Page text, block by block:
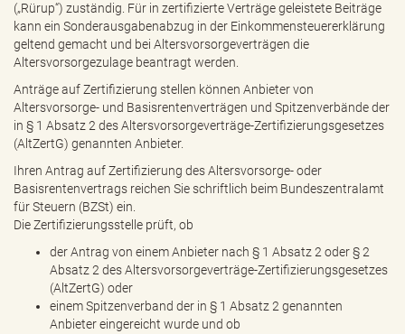
(„Rürup“) zuständig. Für in zertifizierte Verträge geleistete Beiträge
kann ein Sonderausgabenabzug in der Einkommensteuererklärung
geltend gemacht und bei Altersvorsorgeverträgen die
Altersvorsorgezulage beantragt werden.
Anträge auf Zertifizierung stellen können Anbieter von
Altersvorsorge- und Basisrentenverträgen und Spitzenverbände der
in § 1 Absatz 2 des Altersvorsorgeverträge-Zertifizierungsgesetzes
(AltZertG) genannten Anbieter.
Ihren Antrag auf Zertifizierung des Altersvorsorge- oder
Basisrentenvertrags reichen Sie schriftlich beim Bundeszentralamt
für Steuern (BZSt) ein.
Die Zertifizierungsstelle prüft, ob
der Antrag von einem Anbieter nach § 1 Absatz 2 oder § 2
Absatz 2 des Altersvorsorgeverträge-Zertifizierungsgesetzes
(AltZertG) oder
einem Spitzenverband der in § 1 Absatz 2 genannten
Anbieter eingereicht wurde und ob